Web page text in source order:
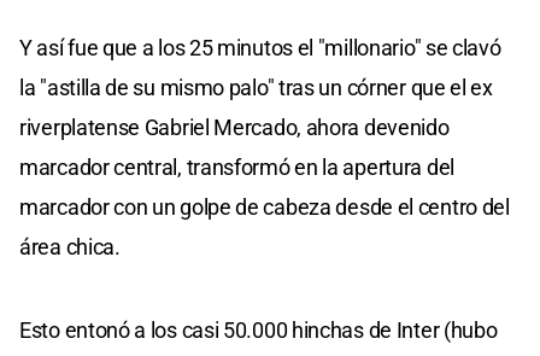
Y así fue que a los 25 minutos el "millonario" se clavó
la "astilla de su mismo palo" tras un córner que el ex
riverplatense Gabriel Mercado, ahora devenido
marcador central, transformó en la apertura del
marcador con un golpe de cabeza desde el centro del
área chica.
Esto entonó a los casi 50.000 hinchas de Inter (hubo